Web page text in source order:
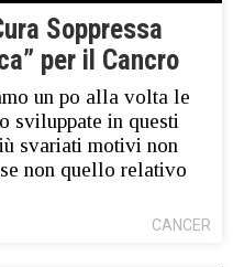
Soppressa
per il Cancro
un po alla volta le
sviluppate in questi
svariati motivi non
non quello relativo
CANCER